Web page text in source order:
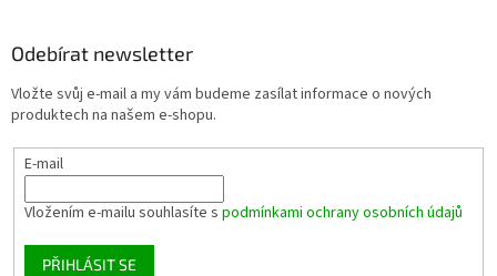
Odebírat newsletter
Vložte svůj e-mail a my vám budeme zasílat informace o nových
produktech na našem e-shopu.
E-mail
Vložením e-mailu souhlasíte s podmínkami ochrany osobních údajů
PŘIHLÁSIT SE